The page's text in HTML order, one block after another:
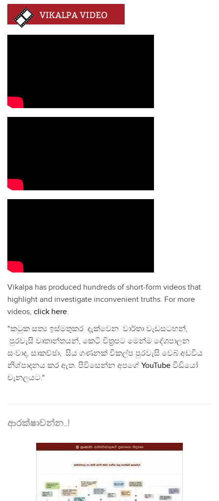
Vikalpa has produced hundreds of short-form videos that
highlight and investigate inconvenient truths. For more
videos, click here.
"කටුක සත්‍ය ඉස්මතුකර දැක්වෙන වාර්තා වැඩසටහන්,
පුරවැසි වෘතාන්තයන්, කෙටි චිත්‍රපට මෙන්ම දේශපාලන
සංවාද, සාකච්ඡා, සිය ගණනක් විකල්ප පුරවැසි වෙබ් අඩවිය
නිශ්පාදනය කර ඇත. පිවිසෙන්න අපගේ YouTube වීඩියෝ
චැනලයට."
ආරක්ෂාවන්න..!